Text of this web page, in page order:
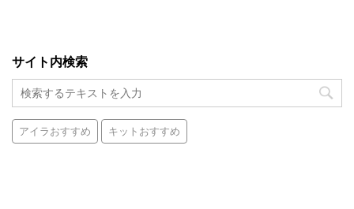
サイト内検索
アイラおすすめ キットおすすめ